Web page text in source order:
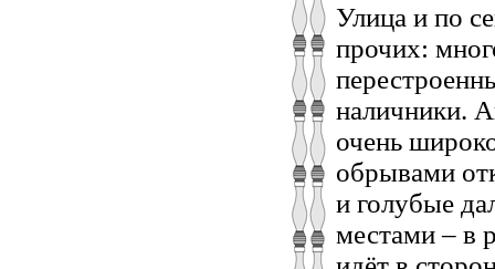
Улица и по
прочих:
наличники.
очень
обрывами
и голубые
местами – в